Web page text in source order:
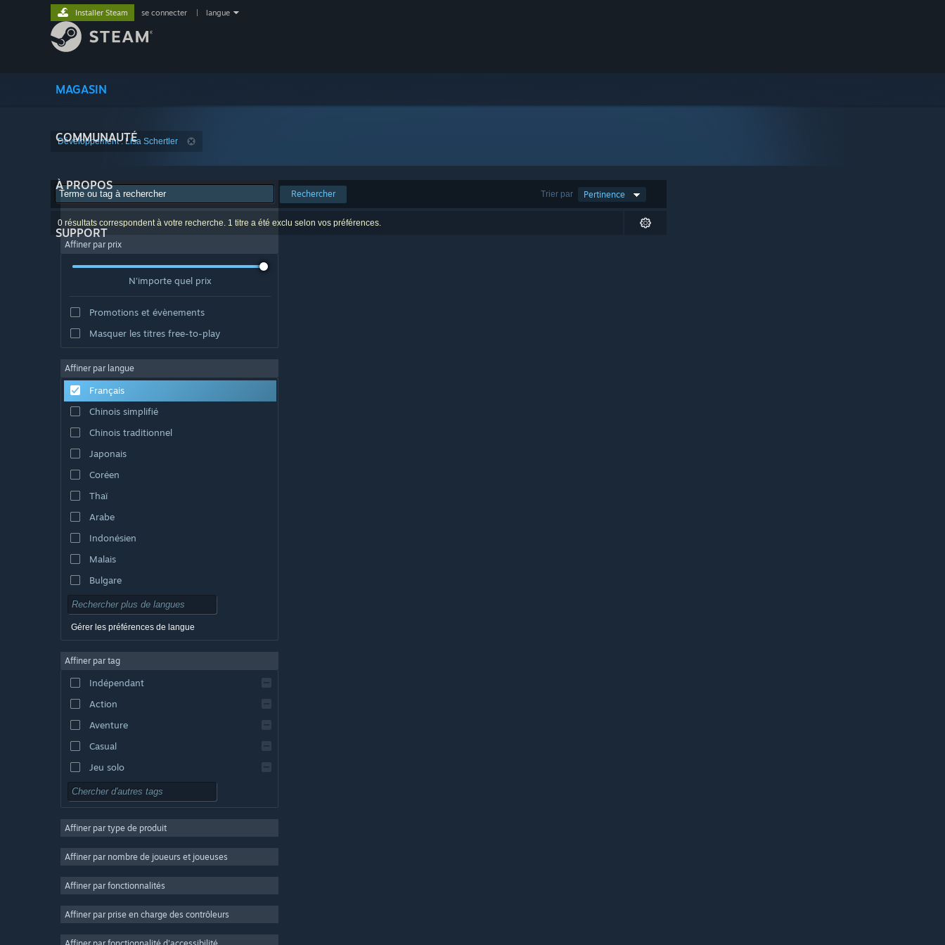
MAGASIN
COMMUNAUTÉ
À PROPOS
SUPPORT
Installer Steam se connecter langue
Développement : Lisa Schertler
Trier par Pertinence
Rechercher
0 résultats correspondent à votre recherche. 1 titre a été exclu selon vos préférences.
Affiner par prix
N'importe quel prix
Promotions et évènements
Masquer les titres free-to-play
Affiner par langue
Français
Chinois simplifié
Chinois traditionnel
Japonais
Coréen
Thaï
Arabe
Indonésien
Malais
Bulgare
Tchèque
Danois
Anglais
Espagnol - Espagne
Espagnol - Amérique latine
Gérer les préférences de langue
Affiner par tag
Indépendant
Action
Aventure
Casual
Jeu solo
Simulation
Stratégie
3D
Free-to-play
Affiner par type de produit
Affiner par nombre de joueurs et joueuses
Affiner par fonctionnalités
Affiner par prise en charge des contrôleurs